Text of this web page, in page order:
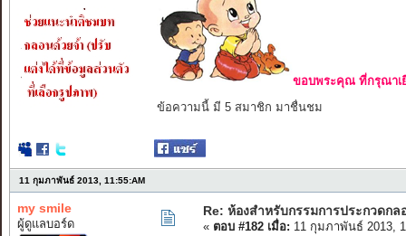
ขอบพระคุณ ที่กรุณาเ
ข้อความนี้ มี 5 สมาชิก มาชื่นชม
11 กุมภาพันธ์ 2013, 11:55:AM
my smile
ผู้ดูแลบอร์ด
Re: ห้องสำหรับกรรมการประกวดก
« ตอบ #182 เมื่อ: 11 กุมภาพันธ์ 2013,